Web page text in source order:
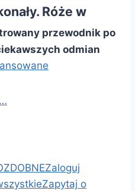
Róże w
przewodnik po
odmian
Zaloguj
Zapytaj o